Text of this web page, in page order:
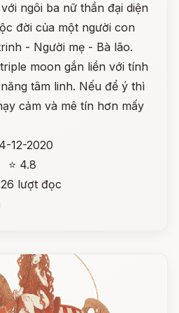
ngôi ba nữ thần đại diện
đời của một người con
- Người mẹ - Bà lão.
moon gắn liền với tính
tâm linh. Nếu để ý thì
cảm và mê tín hơn mấy
12-2020
⭐ 4.8
lượt đọc